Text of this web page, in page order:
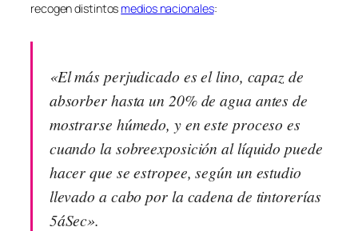
recogen distintos medios nacionales:
«El más perjudicado es el lino, capaz de
absorber hasta un 20% de agua antes de
mostrarse húmedo, y en este proceso es
cuando la sobreexposición al líquido puede
hacer que se estropee, según un estudio
llevado a cabo por la cadena de tintorerías
5áSec».